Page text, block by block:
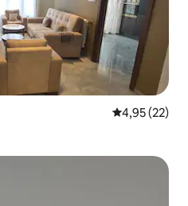
4,95 de uma
4,95 (22)